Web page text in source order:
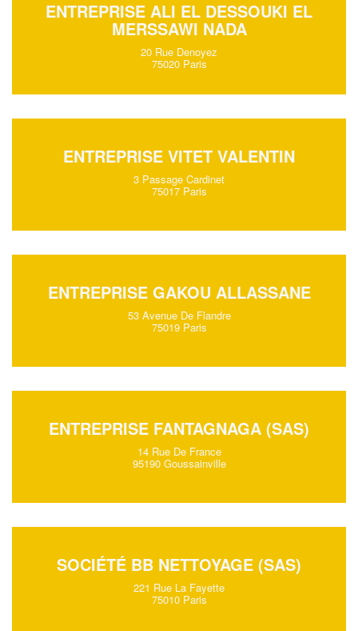
ENTREPRISE ALI EL DESSOUKI EL
MERSSAWI NADA
20 Rue Denoyez
75020 Paris
ENTREPRISE VITET VALENTIN
3 Passage Cardinet
75017 Paris
ENTREPRISE GAKOU ALLASSANE
53 Avenue De Flandre
75019 Paris
ENTREPRISE FANTAGNAGA (SAS)
14 Rue De France
95190 Goussainville
SOCIÉTÉ BB NETTOYAGE (SAS)
221 Rue La Fayette
75010 Paris